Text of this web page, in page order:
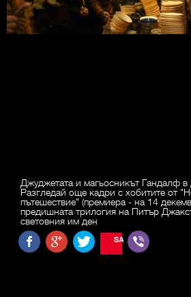
Джуджетата и магьосникът Гандалф
Разгледай още кадри с хобитите от
пътешествие" (премиера - на 14
предишната трилогия на Питър
световния им ден
SAVE